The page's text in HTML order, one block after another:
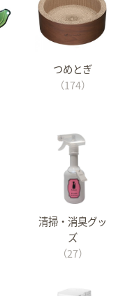
つめとぎ
（174）
清掃・消臭グッ
ズ
（27）